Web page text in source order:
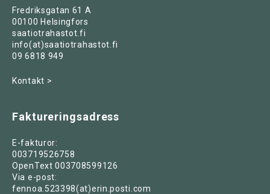
Fredriksgatan 61 A
00100 Helsingfors
saatiotrahastot.fi
info(at)saatiotrahastot.fi
09 6818 949
Kontakt >
Faktureringsadress
E-fakturor:
003719526758
OpenText 003708599126
Via e-post:
fennoa.523398(at)erin.posti.com